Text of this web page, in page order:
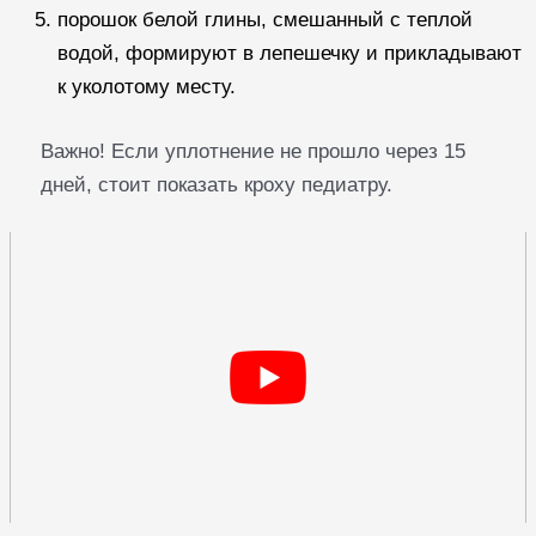
порошок белой глины, смешанный с теплой
водой, формируют в лепешечку и прикладывают
к уколотому месту.
Важно! Если уплотнение не прошло через 15
дней, стоит показать кроху педиатру.